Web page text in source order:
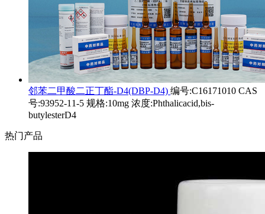
邻苯二甲酸二正丁酯-D4(DBP-D4) 编号:C16171010 CAS
号:93952-11-5 规格:10mg 浓度:Phthalicacid,bis-
butylesterD4
热门产品